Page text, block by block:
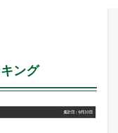
ング